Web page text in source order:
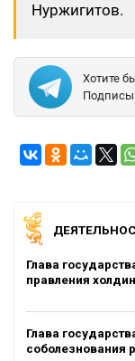
Нуржигитов.
Хотите
Глава
правления
Глава
соболезнования